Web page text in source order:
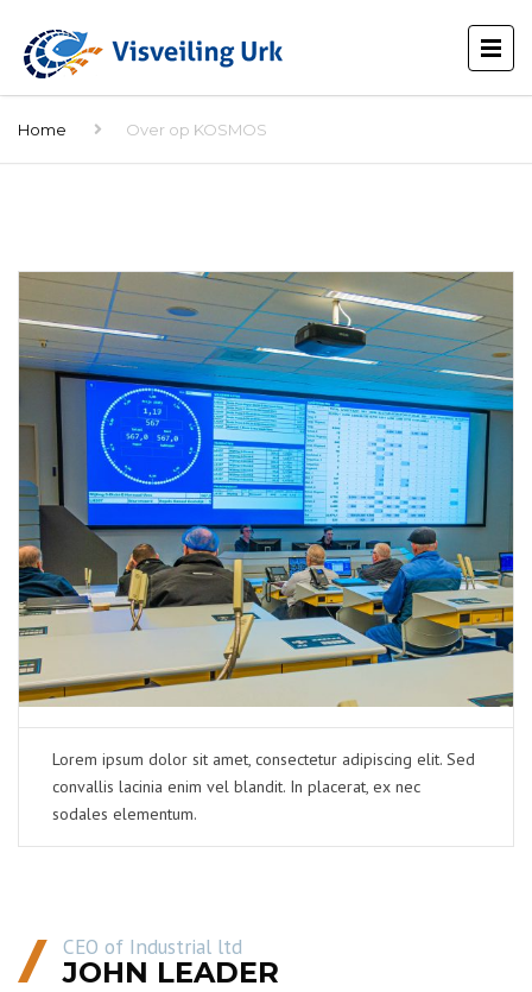
Home Over op KOSMOS
Lorem ipsum dolor sit amet, consectetur adipiscing elit. Sed
convallis lacinia enim vel blandit. In placerat, ex nec
sodales elementum.
CEO of Industrial ltd
JOHN LEADER